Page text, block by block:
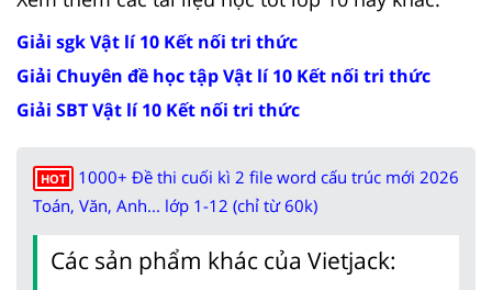
Giải sgk Vật lí 10 Kết nối tri thức
Giải Chuyên đề học tập Vật lí 10 Kết nối tri thức
Giải SBT Vật lí 10 Kết nối tri thức
HOT
1000+ Đề thi cuối kì 2 file word cấu trúc mới 2026
Toán, Văn, Anh... lớp 1-12 (chỉ từ 60k)
Các sản phẩm khác của Vietjack: